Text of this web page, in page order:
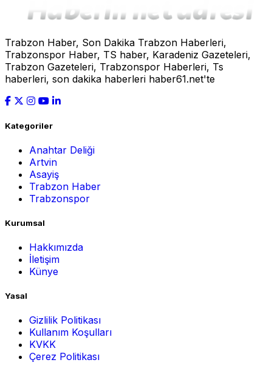
Trabzon Haber, Son Dakika Trabzon Haberleri,
Trabzonspor Haber, TS haber, Karadeniz Gazeteleri,
Trabzon Gazeteleri, Trabzonspor Haberleri, Ts
haberleri, son dakika haberleri haber61.net'te
Kategoriler
Anahtar Deliği
Artvin
Asayiş
Trabzon Haber
Trabzonspor
Kurumsal
Hakkımızda
İletişim
Künye
Yasal
Gizlilik Politikası
Kullanım Koşulları
KVKK
Çerez Politikası